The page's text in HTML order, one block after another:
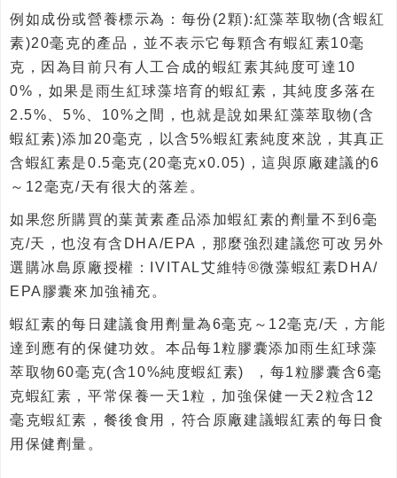
例如成份或營養標示為：每份(2顆):紅藻萃取物(含蝦紅
素)20毫克的產品，並不表示它每顆含有蝦紅素10毫
克，因為目前只有人工合成的蝦紅素其純度可達10
0%，如果是雨生紅球藻培育的蝦紅素，其純度多落在
2.5%、5%、10%之間，也就是說如果紅藻萃取物(含
蝦紅素)添加20毫克，以含5%蝦紅素純度來說，其真正
含蝦紅素是0.5毫克(20毫克x0.05)，這與原廠建議的6
～12毫克/天有很大的落差。
如果您所購買的葉黃素產品添加蝦紅素的劑量不到6毫
克/天，也沒有含DHA/EPA，那麼強烈建議您可改另外
選購冰島原廠授權：IVITAL艾維特®微藻蝦紅素DHA/
EPA膠囊來加強補充。
蝦紅素的每日建議食用劑量為6毫克～12毫克/天，方能
達到應有的保健功效。本品每1粒膠囊添加雨生紅球藻
萃取物60毫克(含10%純度蝦紅素) ，每1粒膠囊含6毫
克蝦紅素，平常保養一天1粒，加強保健一天2粒含12
毫克蝦紅素，餐後食用，符合原廠建議蝦紅素的每日食
用保健劑量。